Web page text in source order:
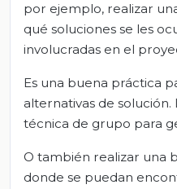
por ejemplo, realizar
qué soluciones se les
involucradas en el
Es una buena práctica
alternativas de solución.
técnica de grupo para
O también realizar una
donde se puedan